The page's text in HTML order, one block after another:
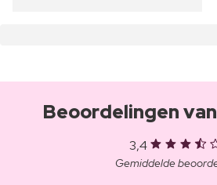
Beoordelingen
3,4
Gemiddelde